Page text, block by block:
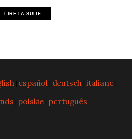
LIRE LA SUITE
| español | deutsch |italiano |
| polskie| português